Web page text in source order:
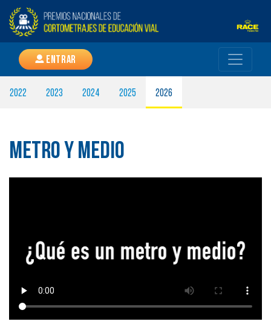
Entrar
2022 2023 2024 2025 2026
Metro y medio